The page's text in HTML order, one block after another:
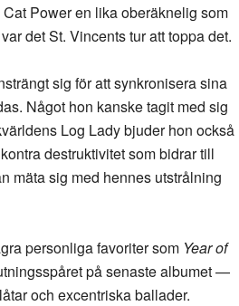
Power en lika oberäknelig som
det St. Vincents tur att toppa det.
sig för att synkronisera sina
Något hon kanske tagit med sig
Log Lady bjuder hon också
destruktivitet som bidrar till
mäta sig med hennes utstrålning
personliga favoriter som Year of
på senaste albumet —
och excentriska ballader.